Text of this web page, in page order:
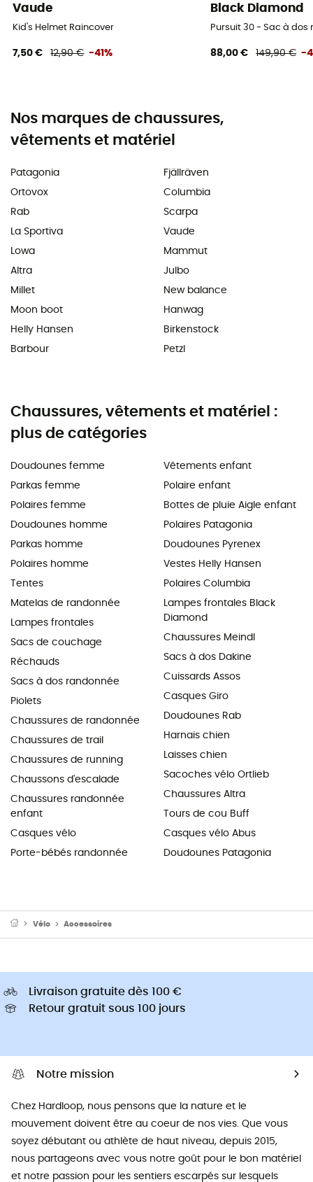
Vaude
Kid's Helmet Raincover
7,50 € 12,90 € -41%
Black Diamond
Pursuit 30 - Sac à
88,00 € 149,90 € -
Nos marques de chaussures,
vêtements et matériel
Patagonia
Ortovox
Rab
La Sportiva
Lowa
Altra
Millet
Moon boot
Helly Hansen
Barbour
Fjällräven
Columbia
Scarpa
Vaude
Mammut
Julbo
New balance
Hanwag
Birkenstock
Petzl
Chaussures, vêtements et matériel :
plus de catégories
Doudounes femme
Parkas femme
Polaires femme
Doudounes homme
Parkas homme
Polaires homme
Tentes
Matelas de randonnée
Lampes frontales
Sacs de couchage
Réchauds
Sacs à dos randonnée
Piolets
Chaussures de randonnée
Chaussures de trail
Chaussures de running
Chaussons d'escalade
Chaussures randonnée
enfant
Casques vélo
Porte-bébés randonnée
Vêtements enfant
Polaire enfant
Bottes de pluie Aigle enfant
Polaires Patagonia
Doudounes Pyrenex
Vestes Helly Hansen
Polaires Columbia
Lampes frontales Black
Diamond
Chaussures Meindl
Sacs à dos Dakine
Cuissards Assos
Casques Giro
Doudounes Rab
Harnais chien
Laisses chien
Sacoches vélo Ortlieb
Chaussures Altra
Tours de cou Buff
Casques vélo Abus
Doudounes Patagonia
Vélo Accessoires
Livraison gratuite dès 100 €
Retour gratuit sous 100 jours
Notre mission
Chez Hardloop, nous pensons que la nature et le
mouvement doivent être au coeur de nos vies. Que vous
soyez débutant ou athlète de haut niveau, depuis 2015,
nous partageons avec vous notre goût pour le bon matériel
et notre passion pour les sentiers escarpés sur lesquels